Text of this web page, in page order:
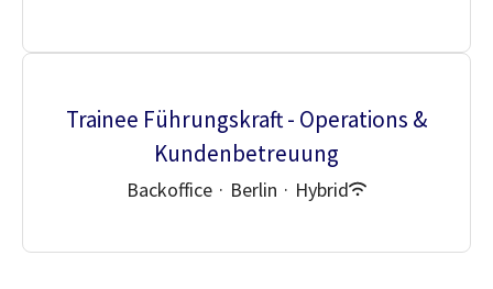
Trainee Führungskraft - Operations &
Kundenbetreuung
Backoffice · Berlin · Hybrid